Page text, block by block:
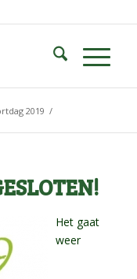
2019 /
Het gaat
weer